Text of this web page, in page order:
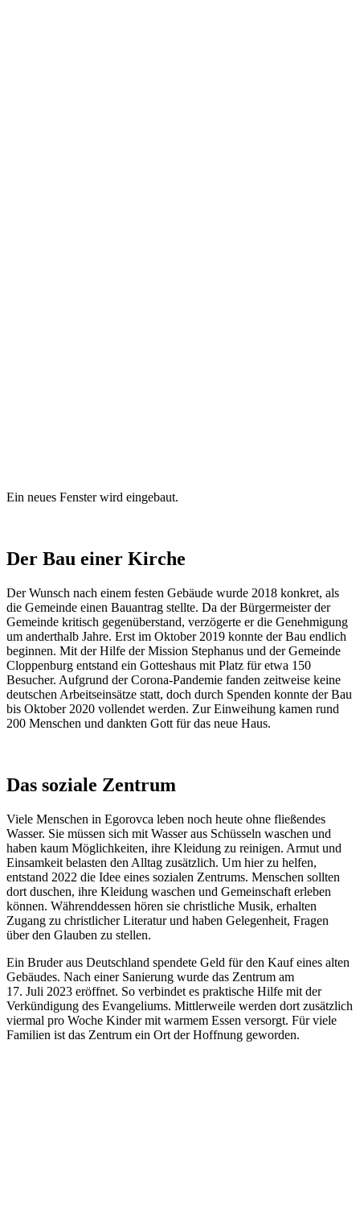
Ein neues Fenster wird eingebaut.
Der Bau einer Kirche
Der Wunsch nach einem festen Gebäude wurde 2018 konkret, als
die Gemeinde einen Bauantrag stellte. Da der Bürgermeister der
Gemeinde kritisch gegenüberstand, verzögerte er die Genehmigung
um anderthalb Jahre. Erst im Oktober 2019 konnte der Bau endlich
beginnen. Mit der Hilfe der Mission Stephanus und der Gemeinde
Cloppenburg entstand ein Gotteshaus mit Platz für etwa 150
Besucher. Aufgrund der Corona-Pandemie fanden zeitweise keine
deutschen Arbeitseinsätze statt, doch durch Spenden konnte der Bau
bis Oktober 2020 vollendet werden. Zur Einweihung kamen rund
200 Menschen und dankten Gott für das neue Haus.
Das soziale Zentrum
Viele Menschen in Egorovca leben noch heute ohne fließendes
Wasser. Sie müssen sich mit Wasser aus Schüsseln waschen und
haben kaum Möglichkeiten, ihre Kleidung zu reinigen. Armut und
Einsamkeit belasten den Alltag zusätzlich. Um hier zu helfen,
entstand 2022 die Idee eines sozialen Zentrums. Menschen sollten
dort duschen, ihre Kleidung waschen und Gemeinschaft erleben
können. Währenddessen hören sie christliche Musik, erhalten
Zugang zu christlicher Literatur und haben Gelegenheit, Fragen
über den Glauben zu stellen.
Ein Bruder aus Deutschland spendete Geld für den Kauf eines alten
Gebäudes. Nach einer Sanierung wurde das Zentrum am
17. Juli 2023 eröffnet. So verbindet es praktische Hilfe mit der
Verkündigung des Evangeliums. Mittlerweile werden dort zusätzlich
viermal pro Woche Kinder mit warmem Essen versorgt. Für viele
Familien ist das Zentrum ein Ort der Hoffnung geworden.